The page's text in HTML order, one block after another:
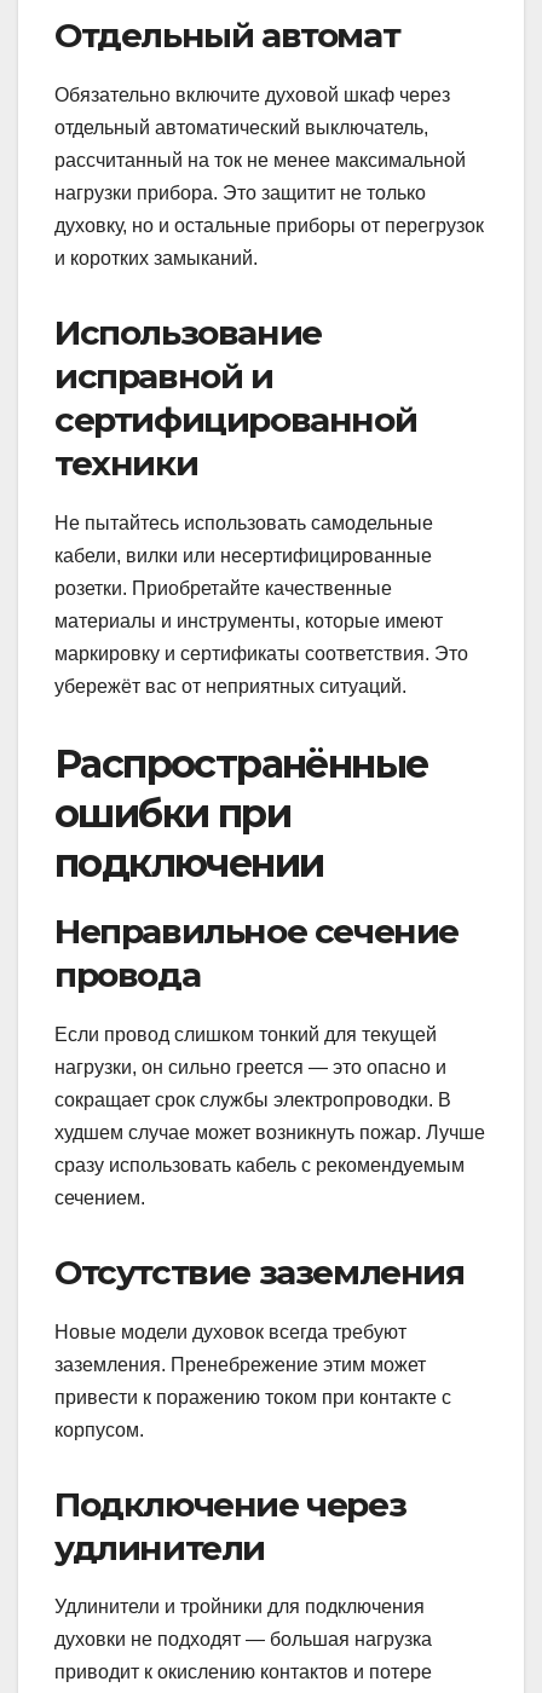
Отдельный автомат
Обязательно включите духовой шкаф через
отдельный автоматический выключатель,
рассчитанный на ток не менее максимальной
нагрузки прибора. Это защитит не только
духовку, но и остальные приборы от перегрузок
и коротких замыканий.
Использование
исправной и
сертифицированной
техники
Не пытайтесь использовать самодельные
кабели, вилки или несертифицированные
розетки. Приобретайте качественные
материалы и инструменты, которые имеют
маркировку и сертификаты соответствия. Это
убережёт вас от неприятных ситуаций.
Распространённые
ошибки при
подключении
Неправильное сечение
провода
Если провод слишком тонкий для текущей
нагрузки, он сильно греется — это опасно и
сокращает срок службы электропроводки. В
худшем случае может возникнуть пожар. Лучше
сразу использовать кабель с рекомендуемым
сечением.
Отсутствие заземления
Новые модели духовок всегда требуют
заземления. Пренебрежение этим может
привести к поражению током при контакте с
корпусом.
Подключение через
удлинители
Удлинители и тройники для подключения
духовки не подходят — большая нагрузка
приводит к окислению контактов и потере